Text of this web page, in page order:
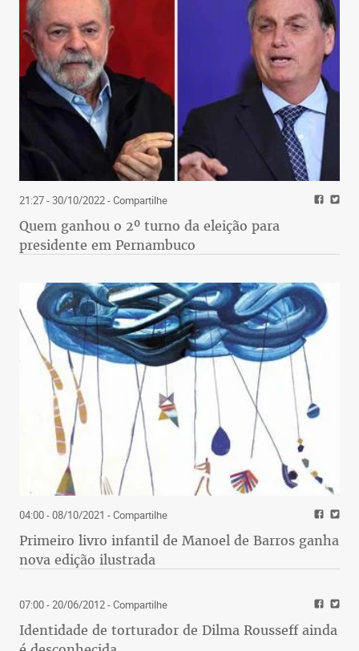
21:27 - 30/10/2022- Compartilhe
Quem ganhou o 2º turno da eleição para
presidente em Pernambuco
04:00 - 08/10/2021 - Compartilhe
Primeiro livro infantil de Manoel de Barros ganha
nova edição ilustrada
07:00 - 20/06/2012- Compartilhe
Identidade de torturador de Dilma Rousseff ainda